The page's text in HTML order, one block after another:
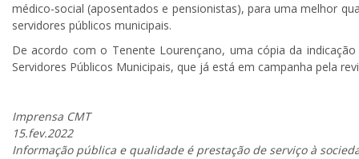
médico-social (aposentados e pensionistas), para uma melhor
servidores públicos municipais.
De acordo com o Tenente Lourençano, uma cópia da
Servidores Públicos Municipais, que já está em campanha pela
Imprensa CMT
15.fev.2022
Informação pública e qualidade é prestação de serviço à